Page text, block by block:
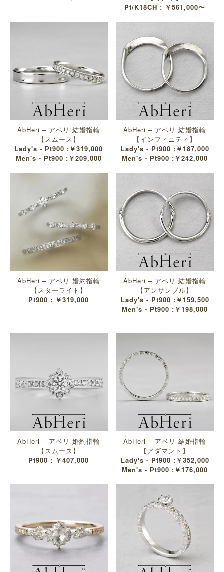
Pt/K18CH : ￥561,000〜
AbHeri – アベリ 結婚指輪
【スムース】
Lady's - Pt900 :￥319,000
Men's - Pt900 :￥209,000
AbHeri – アベリ 結婚指輪
【インフィニティ】
Lady's - Pt900 :￥187,000
Men's - Pt900 :￥242,000
AbHeri – アベリ 婚約指輪
【スターライト】
Pt900 : ￥319,000
AbHeri – アベリ 結婚指輪
【アンサンブル】
Lady's - Pt900 :￥159,500
Men's - Pt900 :￥198,000
AbHeri – アベリ 婚約指輪
【スムース】
Pt900 : ￥407,000
AbHeri – アベリ 結婚指輪
【アダマント】
Lady's - Pt900 :￥352,000
Men's - Pt900 :￥176,000